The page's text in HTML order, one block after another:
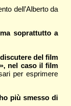
dell’Alberto da
soprattutto a
del film
nel caso il film
per esprimere
più smesso di